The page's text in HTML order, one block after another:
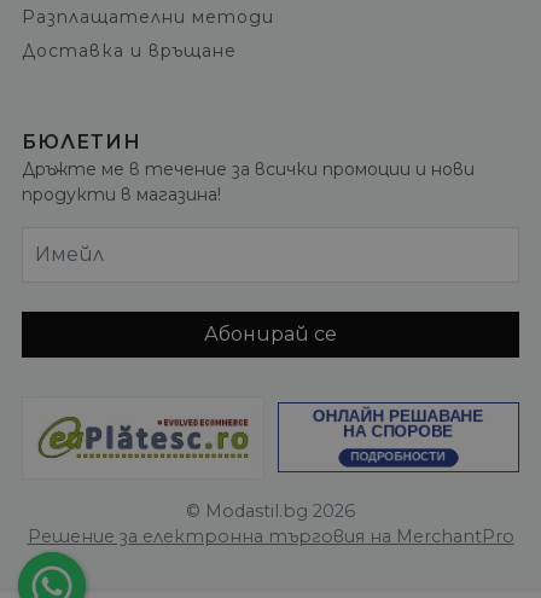
Разплащателни методи
Доставка и връщане
БЮЛЕТИН
Дръжте ме в течение за всички промоции и нови
продукти в магазина!
Имейл
Абонирай се
© Modastil.bg 2026
Решение за електронна търговия на MerchantPro